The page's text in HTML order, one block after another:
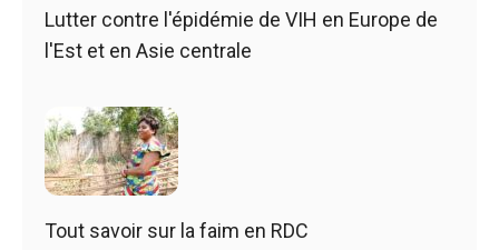
Lutter contre l'épidémie de VIH en Europe de
l'Est et en Asie centrale
Tout savoir sur la faim en RDC